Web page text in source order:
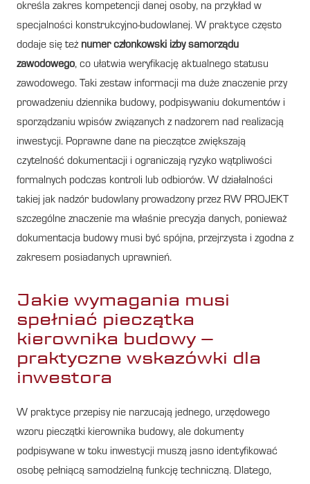
określa zakres kompetencji danej osoby, na przykład w
specjalności konstrukcyjno-budowlanej. W praktyce często
dodaje się też numer członkowski izby samorządu
zawodowego, co ułatwia weryfikację aktualnego statusu
zawodowego. Taki zestaw informacji ma duże znaczenie przy
prowadzeniu dziennika budowy, podpisywaniu dokumentów i
sporządzaniu wpisów związanych z nadzorem nad realizacją
inwestycji. Poprawne dane na pieczątce zwiększają
czytelność dokumentacji i ograniczają ryzyko wątpliwości
formalnych podczas kontroli lub odbiorów. W działalności
takiej jak nadzór budowlany prowadzony przez RW PROJEKT
szczególne znaczenie ma właśnie precyzja danych, ponieważ
dokumentacja budowy musi być spójna, przejrzysta i zgodna z
zakresem posiadanych uprawnień.
Jakie wymagania musi
spełniać pieczątka
kierownika budowy –
praktyczne wskazówki dla
inwestora
W praktyce przepisy nie narzucają jednego, urzędowego
wzoru pieczątki kierownika budowy, ale dokumenty
podpisywane w toku inwestycji muszą jasno identyfikować
osobę pełniącą samodzielną funkcję techniczną. Dlatego,